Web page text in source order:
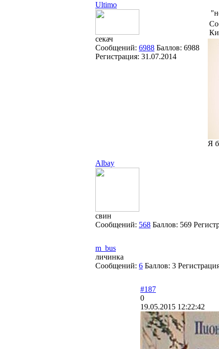
Ultimo
секач
Сообщений: 6988 Баллов: 6988
Регистрация: 31.07.2014
Я
Albay
свин
Сообщений: 568 Баллов: 569
m_bus
личинка
Сообщений: 6 Баллов: 3
#187
0
19.05.2015 12:22:42